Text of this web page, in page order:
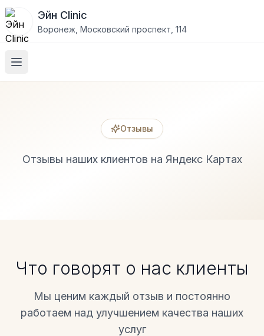
Эйн Clinic
Воронеж, Московский проспект, 114
Отзывы
Отзывы пациентов Эйн Clinic в Воронеже
Отзывы наших клиентов на Яндекс Картах
Что говорят о нас клиенты
Мы ценим каждый отзыв и постоянно
работаем над улучшением качества наших
услуг